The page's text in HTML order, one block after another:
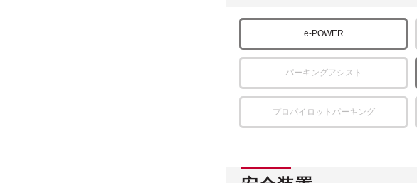
e-POWER
パーキングアシスト
プロパイロットパーキング